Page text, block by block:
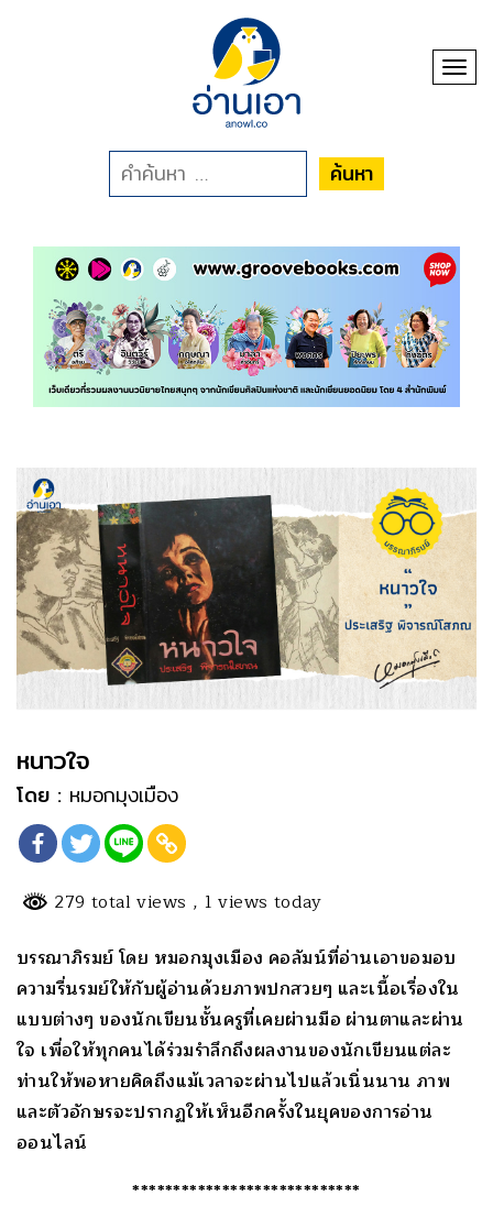
ค้นหา
หนาวใจ
โดย : หมอกมุงเมือง
279 total views , 1 views today
บรรณาภิรมย์ โดย หมอกมุงเมือง คอลัมน์ที่อ่านเอาขอมอบ
ความรื่นรมย์ให้กับผู้อ่านด้วยภาพปกสวยๆ และเนื้อเรื่องใน
แบบต่างๆ ของนักเขียนชั้นครูที่เคยผ่านมือ ผ่านตาและผ่าน
ใจ เพื่อให้ทุกคนได้ร่วมรำลึกถึงผลงานของนักเขียนแต่ละ
ท่านให้พอหายคิดถึงแม้เวลาจะผ่านไปแล้วเนิ่นนาน ภาพ
และตัวอักษรจะปรากฏให้เห็นอีกครั้งในยุคของการอ่าน
ออนไลน์
****************************